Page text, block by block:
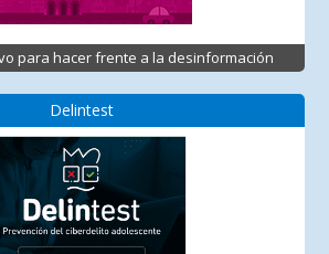
para hacer frente a la desinformación
Delintest